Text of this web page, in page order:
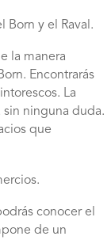
Born y el Raval.
la manera
Encontrarás
La
sin ninguna duda.
que
conocer el
de un